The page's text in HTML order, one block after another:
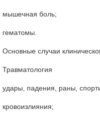
мышечная боль;
гематомы.
Основные случаи
Травматология
удары, падения, раны,
кровоизлияния;